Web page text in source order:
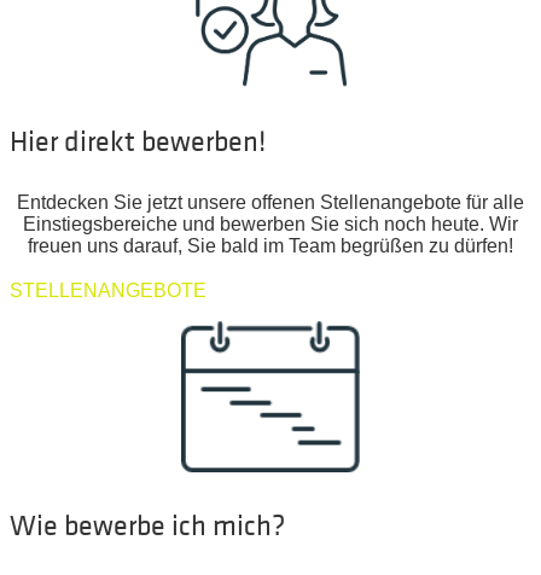
Hier direkt bewerben!
Entdecken Sie jetzt unsere offenen Stellenangebote für alle
Einstiegsbereiche und bewerben Sie sich noch heute. Wir
freuen uns darauf, Sie bald im Team begrüßen zu dürfen!
STELLENANGEBOTE
Wie bewerbe ich mich?